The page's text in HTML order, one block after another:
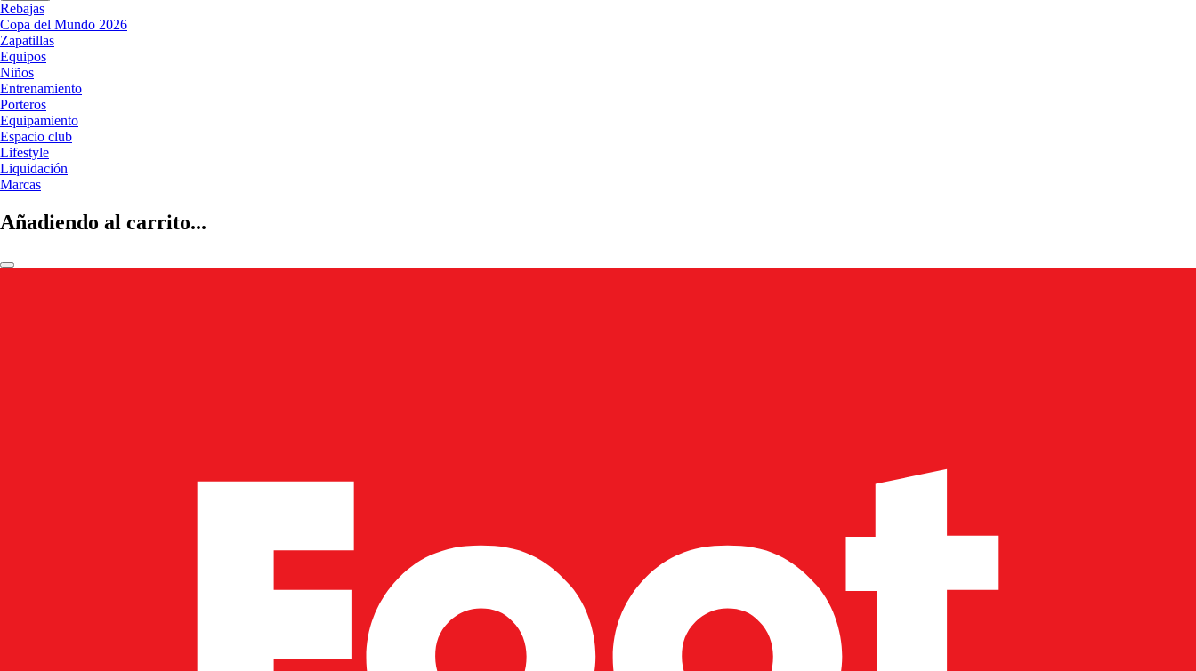
Rebajas
Copa del Mundo 2026
Zapatillas
Equipos
Niños
Entrenamiento
Porteros
Equipamiento
Espacio club
Lifestyle
Liquidación
Marcas
Añadiendo al carrito...